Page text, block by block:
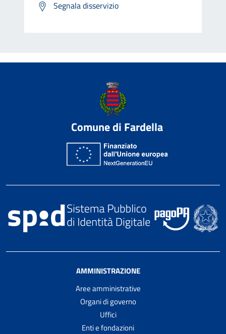
Segnala disservizio
Comune di Fardella
AMMINISTRAZIONE
Aree amministrative
Organi di governo
Uffici
Enti e fondazioni